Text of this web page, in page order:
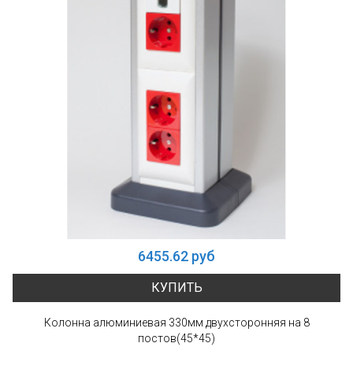
6455.62 руб
КУПИТЬ
Колонна алюминиевая 330мм двухсторонняя на 8
постов(45*45)